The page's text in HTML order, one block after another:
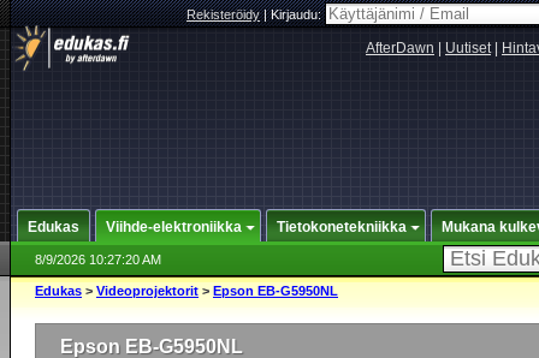
Rekisteröidy|Kirjaudu:
AfterDawn Uutiset|
Edukas Viihde-elektroniikka Tietokonetekniikka Mukana
8/9/2026 10:27:20 AM
Edukas > Videoprojektorit > Epson EB-G5950NL
Epson EB-G5950NL